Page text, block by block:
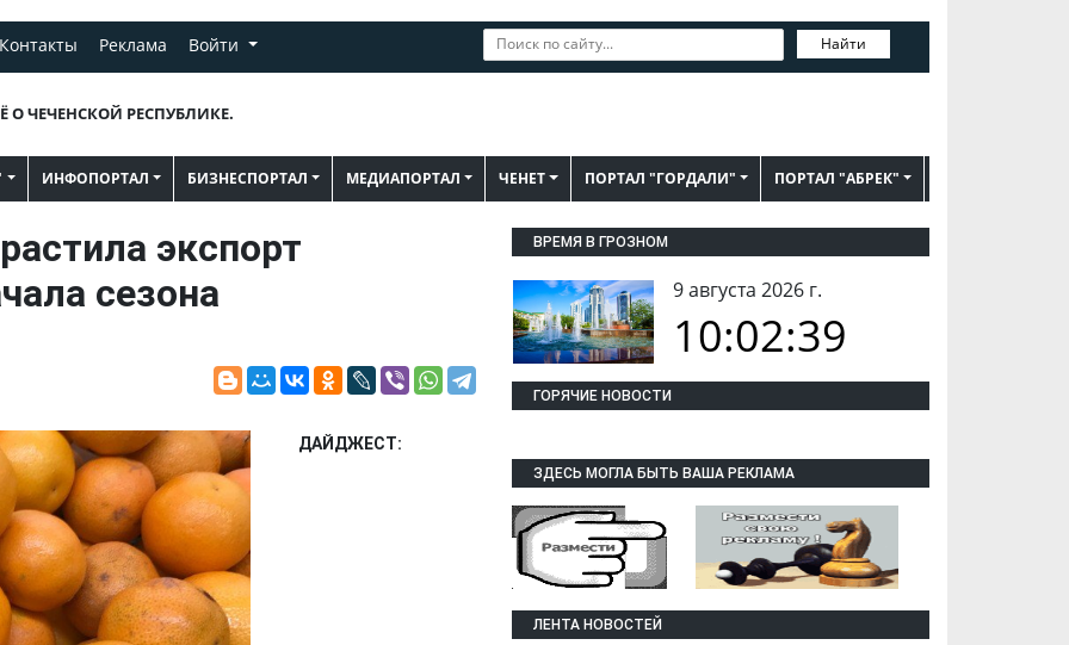
Контакты Реклама Войти Найти
О ЧЕЧЕНСКОЙ РЕСПУБЛИКЕ.
ИНФОПОРТАЛ БИЗНЕСПОРТАЛ МЕДИАПОРТАЛ ЧЕНЕТ ПОРТАЛ "ГОРДАЛИ" ПОРТАЛ "АБРЕК"
экспорт
сезона
ДАЙДЖЕСТ:
ВРЕМЯ В ГРОЗНОМ
9 августа 2026 г.
10:02:40
ГОРЯЧИЕ НОВОСТИ
ЗДЕСЬ МОГЛА БЫТЬ ВАША РЕКЛАМА
ЛЕНТА НОВОСТЕЙ